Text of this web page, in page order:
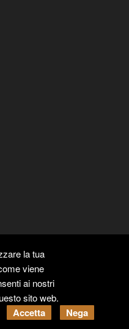
bySTUDIO 99. Tutti i diritti
la tua
viene
ai nostri
sito web.
Accetta Nega